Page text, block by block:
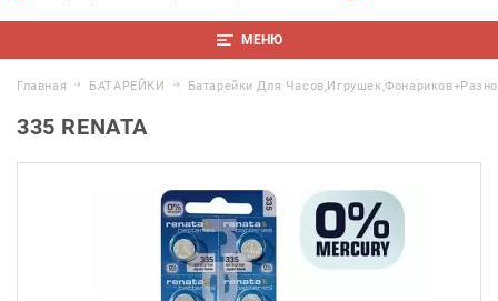
МЕНЮ
Главная БАТАРЕЙКИ Батарейки Для
335 RENATA